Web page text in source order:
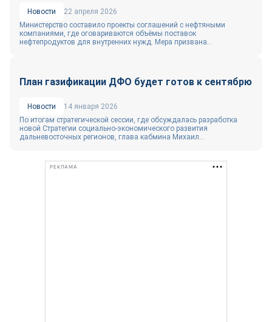
Новости
22 апреля 2026
Министерство составило проекты соглашений с нефтяными
компаниями, где оговариваются объёмы поставок
нефтепродуктов для внутренних нужд. Мера призвана...
План газификации ДФО будет готов к сентябрю
Новости
14 января 2026
По итогам стратегической сессии, где обсуждалась разработка
новой Стратегии социально‑экономического развития
дальневосточных регионов, глава кабмина Михаил...
РЕКЛАМА